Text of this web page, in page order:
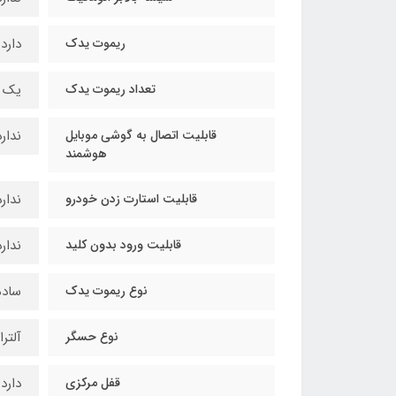
ریموت یدک دارد
تعداد ریموت یدک یک
قابلیت اتصال به گوشی موبایل
هوشمند
قابلیت استارت زدن خودرو
قابلیت ورود بدون کلید
نوع ریموت یدک
نوع حسگر
قفل مرکزی دارد